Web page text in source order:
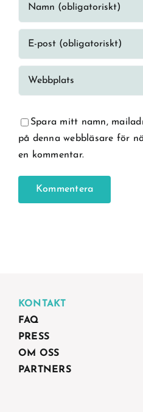
Spara mitt namn,
på denna webbläsare för
en kommentar.
KONTAKT
FAQ
PRESS
OM OSS
PARTNERS